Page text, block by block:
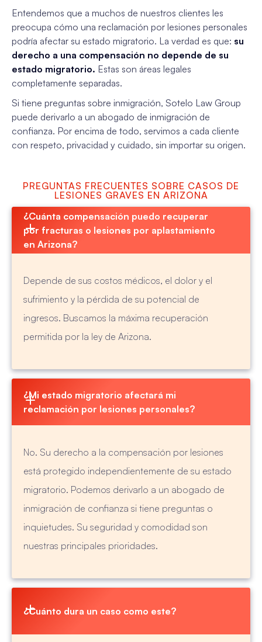
Entendemos que a muchos de nuestros clientes les
preocupa cómo una reclamación por lesiones personales
podría afectar su estado migratorio. La verdad es que: su
derecho a una compensación no depende de su
estado migratorio. Estas son áreas legales
completamente separadas.
Si tiene preguntas sobre inmigración, Sotelo Law Group
puede derivarlo a un abogado de inmigración de
confianza. Por encima de todo, servimos a cada cliente
con respeto, privacidad y cuidado, sin importar su origen.
PREGUNTAS FRECUENTES SOBRE CASOS DE
LESIONES GRAVES EN ARIZONA
¿Cuánta compensación puedo recuperar
por fracturas o lesiones por aplastamiento
en Arizona?
Depende de sus costos médicos, el dolor y el
sufrimiento y la pérdida de su potencial de
ingresos. Buscamos la máxima recuperación
permitida por la ley de Arizona.
¿Mi estado migratorio afectará mi
reclamación por lesiones personales?
No. Su derecho a la compensación por lesiones
está protegido independientemente de su estado
migratorio. Podemos derivarlo a un abogado de
inmigración de confianza si tiene preguntas o
inquietudes. Su seguridad y comodidad son
nuestras principales prioridades.
¿Cuánto dura un caso como este?